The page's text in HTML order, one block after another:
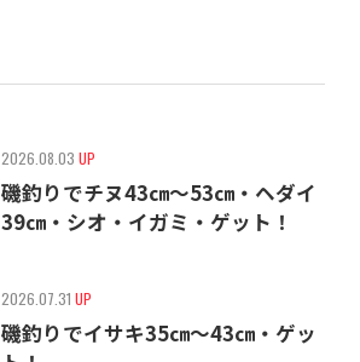
2026.08.03 UP
磯釣りでチヌ43㎝〜53㎝・ヘダイ
39㎝・シオ・イガミ・ゲット！
2026.07.31 UP
磯釣りでイサキ35㎝〜43㎝・ゲッ